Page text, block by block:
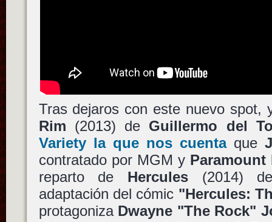
Tras dejaros con este nuevo
Rim (2013) de Guillermo del
Variety la que nos cuentaque
contratado por MGM y Paramount
reparto de Hercules(2014)
adaptación del cómic "Hercules:
protagoniza Dwayne "The Rock"